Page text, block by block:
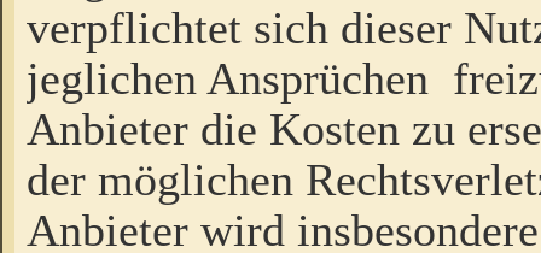
verpflichtet sich dieser
jeglichen Ansprüchen
Anbieter die Kosten zu
der möglichen
Anbieter wird